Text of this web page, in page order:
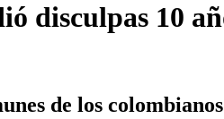
disculpas 10
de los